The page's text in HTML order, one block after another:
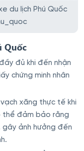
du lịch Phú Quốc
Quốc
đủ khi đến nhận
chứng minh nhân
xăng thực tế khi
thể đảm bảo rằng
ảnh hưởng đến